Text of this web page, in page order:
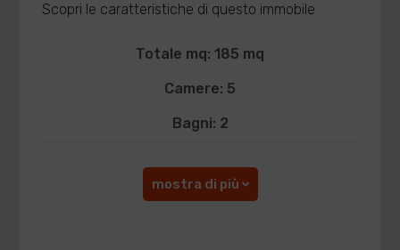
Scopri le caratteristiche di questo immobile
Totale mq: 185 mq
Camere: 5
Bagni: 2
mostra di più